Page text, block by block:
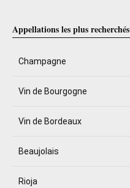
Appellations les plus recherchés
Champagne
Vin de Bourgogne
Vin de Bordeaux
Beaujolais
Rioja